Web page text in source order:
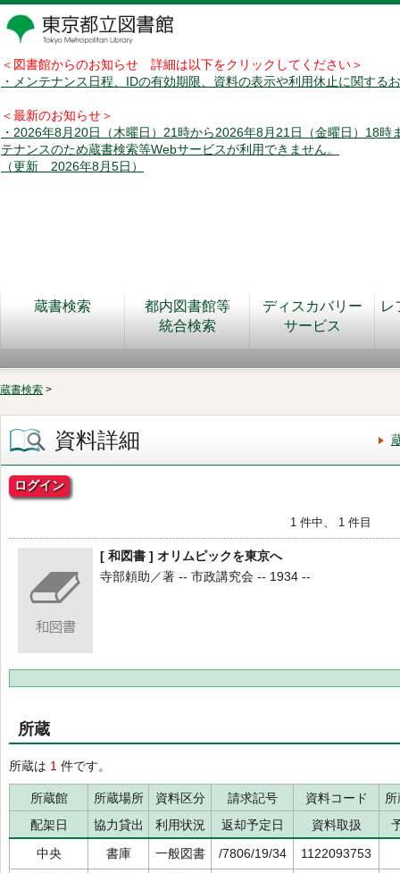
＜図書館からのお知らせ 詳細は以下をクリックしてください＞
・メンテナンス日程、IDの有効期限、資料の表示や利用休止に関する
＜最新のお知らせ＞
・2026年8月20日（木曜日）21時から2026年8月21日（金曜日）18時
テナンスのため蔵書検索等Webサービスが利用できません。
（更新 2026年8月5日）
蔵書検索
都内図書館等
統合検索
ディスカバリー
サービス
レ
蔵書検索 >
資料詳細
ログイン
1 件中、 1 件目
[ 和図書 ] オリムピックを東京へ
寺部頼助／著 -- 市政講究会 -- 1934 --
所蔵
所蔵は 1 件です。
所蔵館 所蔵場所 資料区分 請求記号 資料コード
配架日
協力貸出 利用状況 返却予定日 資料取扱
中央
書庫 一般図書 /7806/19/34
1122093753